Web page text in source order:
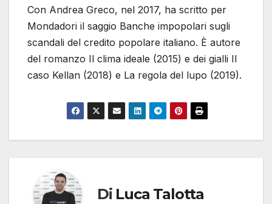
Con Andrea Greco, nel 2017, ha scritto per
Mondadori il saggio Banche impopolari sugli
scandali del credito popolare italiano. È autore
del romanzo Il clima ideale (2015) e dei gialli Il
caso Kellan (2018) e La regola del lupo (2019).
Di Luca Talotta